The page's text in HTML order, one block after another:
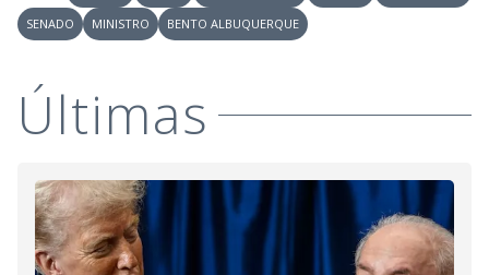
SENADO
MINISTRO BENTO ALBUQUERQUE
Últimas